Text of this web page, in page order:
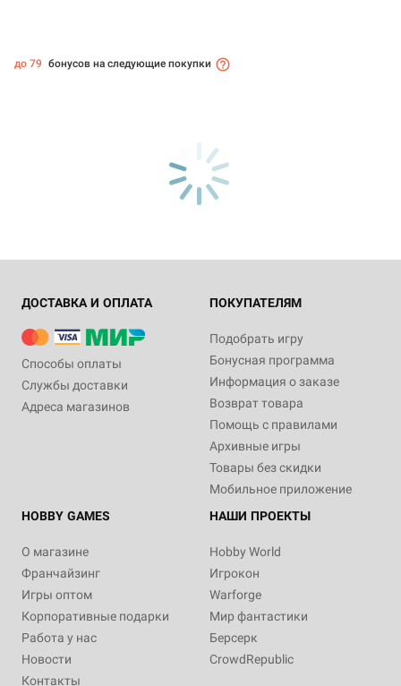
до 79 бонусов на следующие покупки
ДОСТАВКА И ОПЛАТА
Способы оплаты
Службы доставки
Адреса магазинов
ПОКУПАТЕЛЯМ
Подобрать игру
Бонусная программа
Информация о заказе
Возврат товара
Помощь с правилами
Архивные игры
Товары без скидки
Мобильное приложение
HOBBY GAMES
О магазине
Франчайзинг
Игры оптом
Корпоративные подарки
Работа у нас
Новости
Контакты
НАШИ ПРОЕКТЫ
Hobby World
Игрокон
Warforge
Мир фантастики
Берсерк
CrowdRepublic